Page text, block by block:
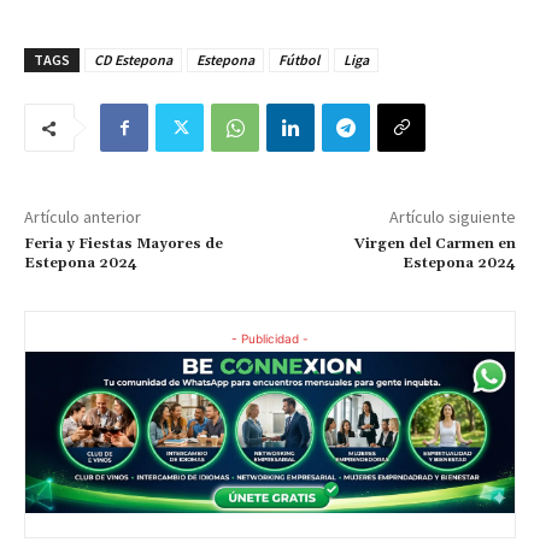
TAGS CD Estepona Estepona Fútbol Liga
Artículo anterior
Feria y Fiestas Mayores de
Estepona 2024
Artículo siguiente
Virgen del Carmen en
Estepona 2024
- Publicidad -